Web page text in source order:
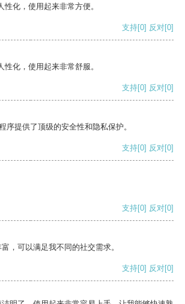
化，使用起来非常方便。
支持[0] 反对[0]
化，使用起来非常舒服。
支持[0] 反对[0]
序提供了顶级的安全性和隐私保护。
支持[0] 反对[0]
支持[0] 反对[0]
，可以满足我不同的社交需求。
支持[0] 反对[0]